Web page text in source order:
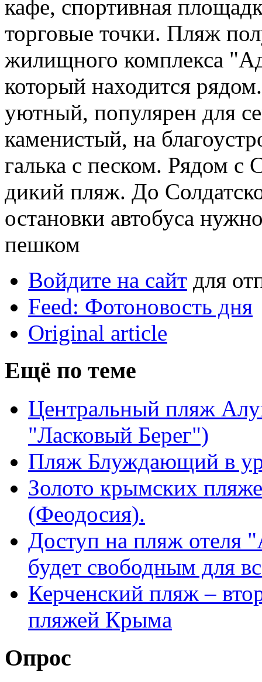
кафе, спортивная
торговые точки. Пляж
жилищного комплекса
который находится
уютный, популярен для
каменистый, на
галька с песком. Рядом с
дикий пляж. До
остановки автобуса
пешком
Войдите на сайт для
Feed: Фотоновость дня
Original article
Ещё по теме
Центральный пляж
"Ласковый Берег")
Пляж Блуждающий в
Золото крымских
(Феодосия).
Доступ на пляж отеля
будет свободным для
Керченский пляж –
пляжей Крыма
Опрос